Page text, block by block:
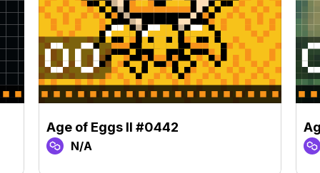
Age of Eggs II #0442
N/A